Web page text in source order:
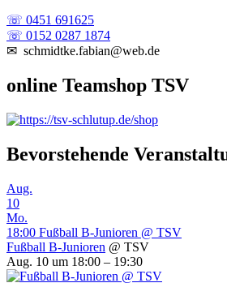
☏ 0451 691625
☏ 0152 0287 1874
✉ schmidtke.fabian@web.de
online Teamshop TSV
Bevorstehende
Aug.
10
Mo.
18:00 Fußball B-Junioren @ TSV
Fußball B-Junioren @ TSV
Aug. 10 um 18:00 – 19:30